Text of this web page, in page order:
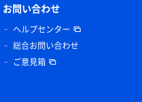
お問い合わせ
ヘルプセンター
総合お問い合わせ
ご意見箱